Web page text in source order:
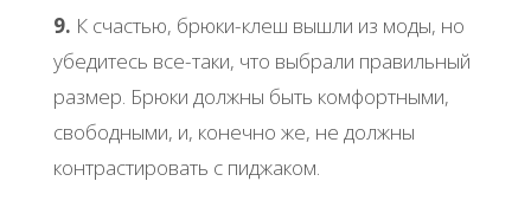
9. К счастью, брюки-клеш вышли из моды, но
убедитесь все-таки, что выбрали правильный
размер. Брюки должны быть комфортными,
свободными, и, конечно же, не должны
контрастировать с пиджаком.